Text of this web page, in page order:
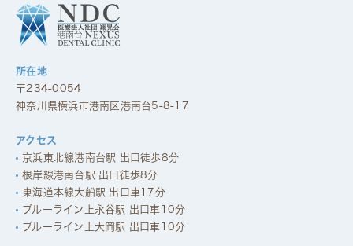
所在地
〒234-0054
神奈川県横浜市港南区港南台5-8-17
アクセス
京浜東北線港南台駅 出口徒歩8分
根岸線港南台駅 出口徒歩8分
東海道本線大船駅 出口車17分
ブルーライン上永谷駅 出口車10分
ブルーライン上大岡駅 出口車10分